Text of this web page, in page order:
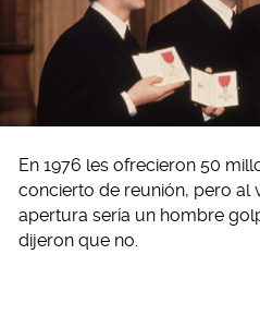
En 1976 les ofrecieron 50
concierto de reunión, pero al
apertura sería un hombre
dijeron que no.